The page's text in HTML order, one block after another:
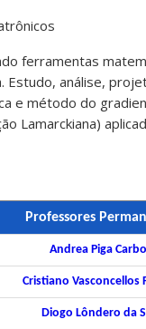
ferramentas
Estudo, análise,
e método do
Lamarckiana)
Professores
Andrea Piga
Cristiano Vasconcellos
Diogo Lôndero da